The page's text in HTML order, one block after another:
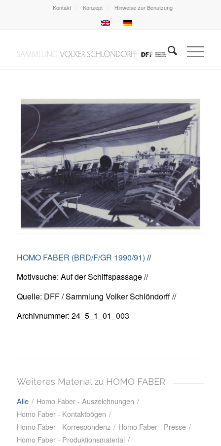
Kontakt Konzept Hinweise zur Benutzung
HOMO FABER (BRD/F/GR 1990/91) //
Motivsuche: Auf der Schiffspassage //
Quelle: DFF / Sammlung Volker Schlöndorff //
Archivnummer: 24_5_1_01_003
Weiteres Material zu HOMO FABER
Alle / Homo Faber - Auszeichnungen /
Homo Faber - Kontaktbögen /
Homo Faber - Korrespondenz / Homo Faber - Presse /
Homo Faber - Produktionsmaterial /